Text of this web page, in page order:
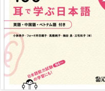
）日常生活でよく使われる
で聞いて、慣れる
の文の意味を考えて答えて
味がわかってくるでしょう
、よく聞けるようになりま